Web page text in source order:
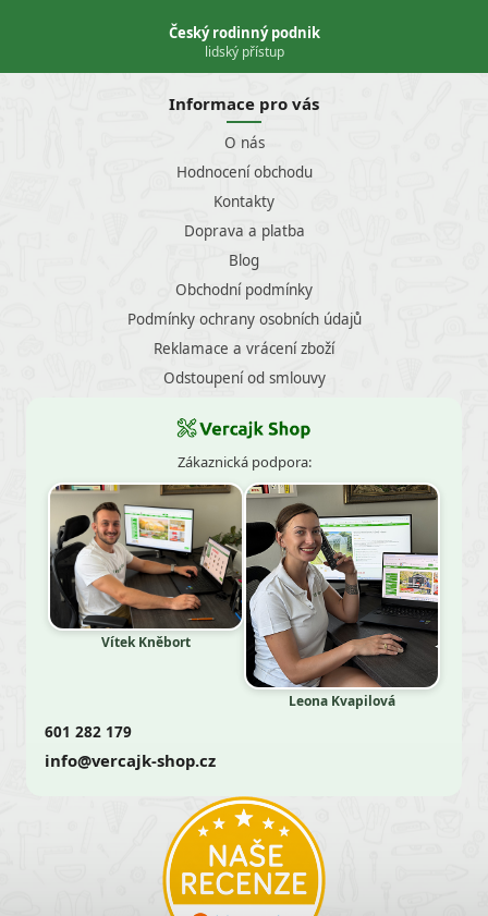
Český rodinný podnik
lidský přístup
Informace pro vás
O nás
Hodnocení obchodu
Kontakty
Doprava a platba
Blog
Obchodní podmínky
Podmínky ochrany osobních údajů
Reklamace a vrácení zboží
Odstoupení od smlouvy
Zákaznická podpora:
Vítek Kněbort
Leona Kvapilová
601 282 179
info@vercajk-shop.cz